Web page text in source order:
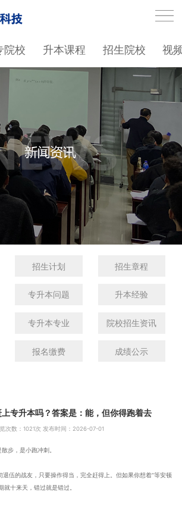
院校 升本课程 招生院校 视
招生计划 招生章程
专升本问题 升本经验
专升本专业 院校招生资讯
报名缴费 成绩公示
专升本吗？答案是：能，但你得跑着去
次数： 1021次 发布时间：2026-07-01
步，是小跑冲刺。
伍的战友，只要操作得当，完全赶得上。但如果你想着“等安顿
就十来天，错过就是错过。